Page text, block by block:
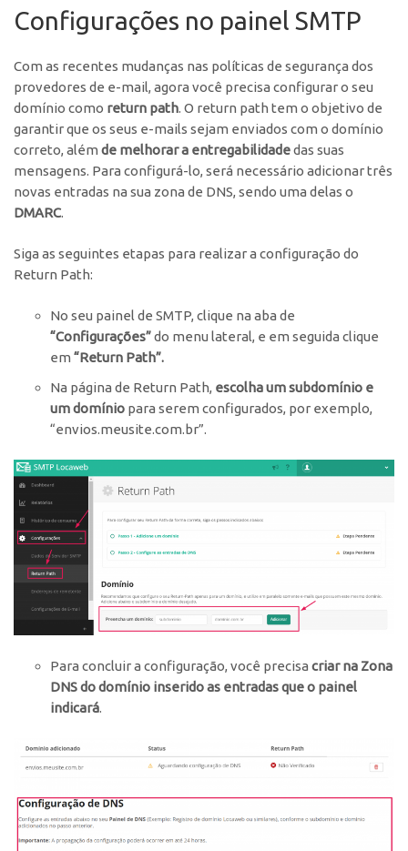
Configurações no painel SMTP
Com as recentes mudanças nas políticas de segurança dos
provedores de e-mail, agora você precisa configurar o seu
domínio como return path. O return path tem o objetivo de
garantir que os seus e-mails sejam enviados com o domínio
correto, além de melhorar a entregabilidadedas suas
mensagens. Para configurá-lo, será necessário adicionar três
novas entradas na sua zona de DNS, sendo uma delas o
DMARC.
Siga as seguintes etapas para realizar a configuração do
Return Path:
No seu painel de SMTP, clique na aba de
“Configurações”do menu lateral, e em seguida clique
em “Return Path”.
Na página de Return Path, escolha um subdomínio e
um domínio para serem configurados, por exemplo,
“envios.meusite.com.br”.
Para concluir a configuração, você precisa criar na Zona
DNS do domínio inserido as entradasque o painel
indicará.